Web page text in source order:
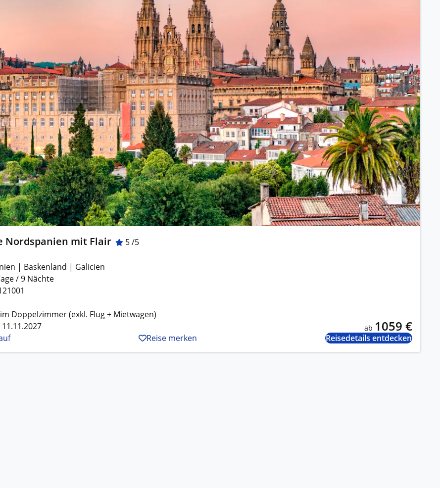
Eine Stadt als Ausgangspunkt für spannende
Erkundungen und Ausflüge in die Umgebung.
Landausflüge
Sehenswürdigkeiten an Land entdecken.
Alle Schiffsreisen
Nordspanien mit Flair 5 /5
| Baskenland | Galicien
/ 9 Nächte
Doppelzimmer (exkl. Flug + Mietwagen)
ab 1059 €
Reise merken Reisedetails entdecken